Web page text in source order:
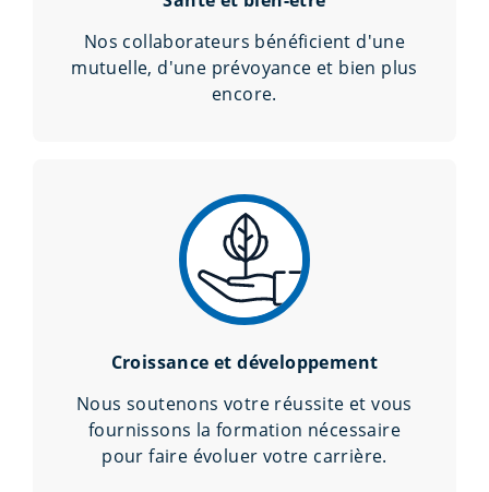
Nos collaborateurs bénéficient d'une
mutuelle, d'une prévoyance et bien plus
encore.
Croissance et développement
Nous soutenons votre réussite et vous
fournissons la formation nécessaire
pour faire évoluer votre carrière.